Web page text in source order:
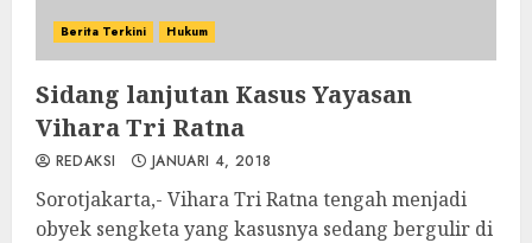
Berita Terkini Hukum
Sidang lanjutan Kasus Yayasan
Vihara Tri Ratna
REDAKSI JANUARI 4, 2018
Sorotjakarta,- Vihara Tri Ratna tengah menjadi
obyek sengketa yang kasusnya sedang bergulir di